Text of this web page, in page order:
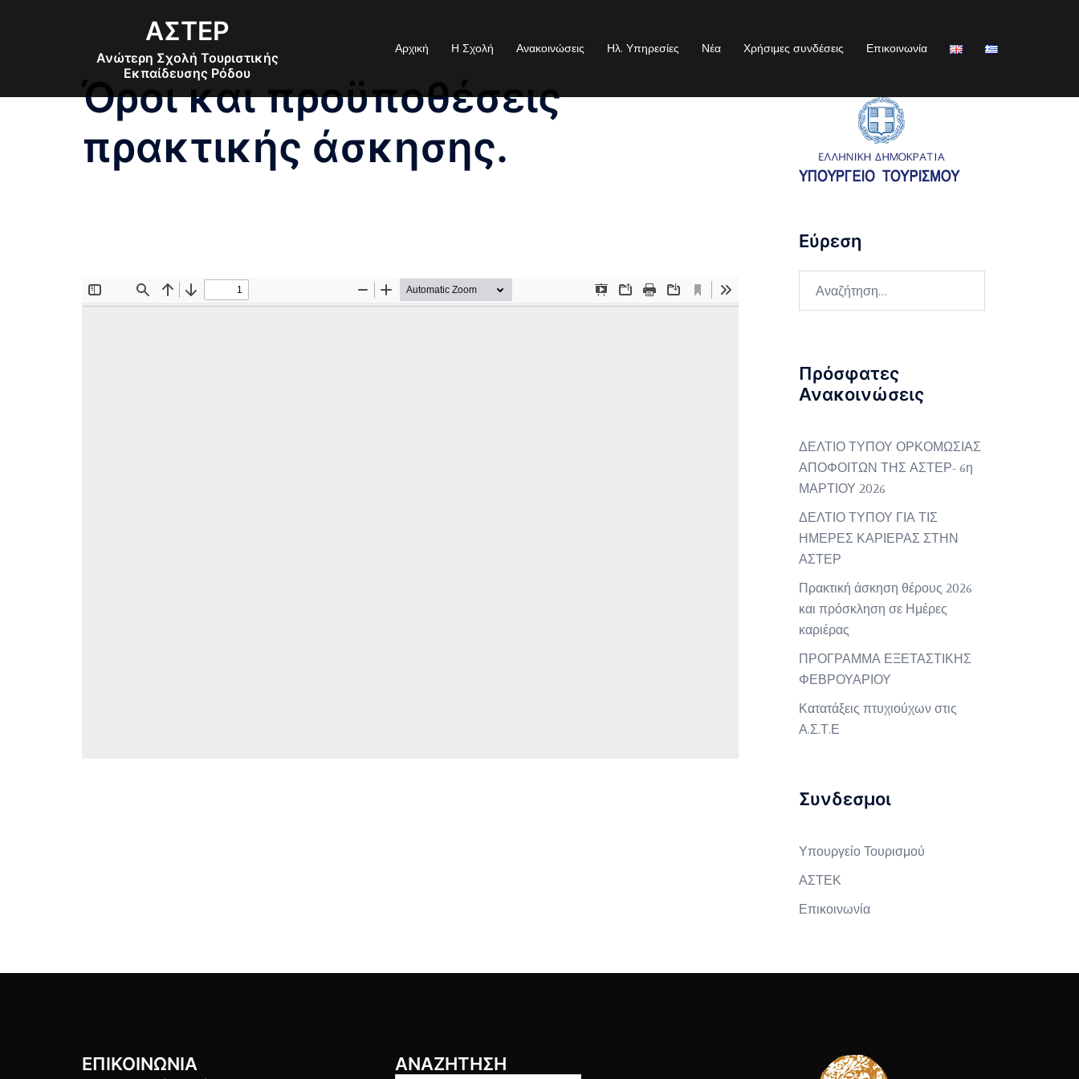
ΑΣΤΕΡ
Ανώτερη Σχολή Τουριστικής
Εκπαίδευσης Ρόδου
Αρχική Η Σχολή Ανακοινώσεις Ηλ. Υπηρεσίες Νέα Χρήσιμες συνδέσεις Επικοινωνία
Όροι και προϋποθέσεις
πρακτικής άσκησης.
Εύρεση
για:
Πρόσφατες
Ανακοινώσεις
ΔΕΛΤΙΟ ΤΥΠΟΥ ΟΡΚΟΜΩΣΙΑΣ
ΑΠΟΦΟΙΤΩΝ ΤΗΣ ΑΣΤΕΡ- 6η
ΜΑΡΤΙΟΥ 2026
ΔΕΛΤΙΟ ΤΥΠΟΥ ΓΙΑ ΤΙΣ
ΗΜΕΡΕΣ ΚΑΡΙΕΡΑΣ ΣΤΗΝ
ΑΣΤΕΡ
Πρακτική άσκηση θέρους 2026
και πρόσκληση σε Ημέρες
καριέρας
ΠΡΟΓΡΑΜΜΑ ΕΞΕΤΑΣΤΙΚΗΣ
ΦΕΒΡΟΥΑΡΙΟΥ
Κατατάξεις πτυχιούχων στις
Α.Σ.Τ.Ε
Συνδεσμοι
Υπουργείο Τουρισμού
ΑΣΤΕΚ
Επικοινωνία
ΕΠΙΚΟΙΝΩΝΙΑ ΑΝΑΖΗΤΗΣΗ